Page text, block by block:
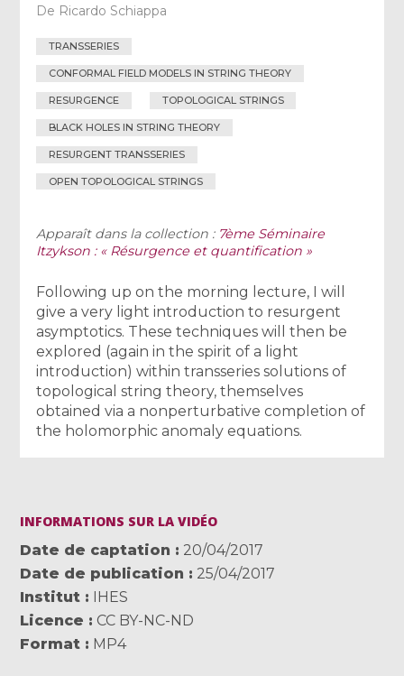
De Ricardo Schiappa
TRANSSERIES
CONFORMAL FIELD MODELS IN STRING THEORY
RESURGENCE TOPOLOGICAL STRINGS
BLACK HOLES IN STRING THEORY
RESURGENT TRANSSERIES
OPEN TOPOLOGICAL STRINGS
Apparaît dans la collection : 7ème Séminaire
Itzykson : « Résurgence et quantification »
Following up on the morning lecture, I will
give a very light introduction to resurgent
asymptotics. These techniques will then be
explored (again in the spirit of a light
introduction) within transseries solutions of
topological string theory, themselves
obtained via a nonperturbative completion of
the holomorphic anomaly equations.
INFORMATIONS SUR LA VIDÉO
Date de captation
20/04/2017
Date de publication
25/04/2017
Institut
IHES
Licence
CC BY-NC-ND
Format
MP4